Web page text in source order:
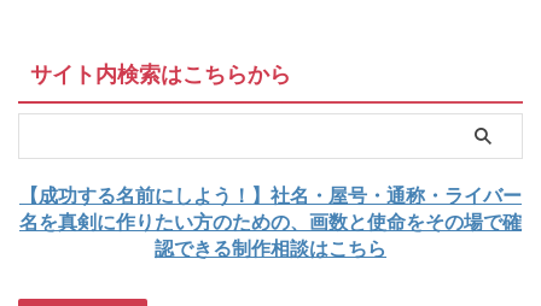
サイト内検索はこちらから
【成功する名前にしよう！】社名・屋号・通称・ライバー
名を真剣に作りたい方のための、画数と使命をその場で確
認できる制作相談はこちら